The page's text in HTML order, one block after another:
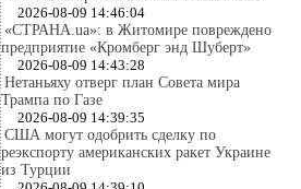
2026-08-09 14:46:04
«СТРАНА.ua»: в Житомире повреждено
предприятие «Кромберг энд Шуберт»
2026-08-09 14:43:28
Нетаньяху отверг план Совета мира
Трампа по Газе
2026-08-09 14:39:35
США могут одобрить сделку по
реэкспорту американских ракет Украине
из Турции